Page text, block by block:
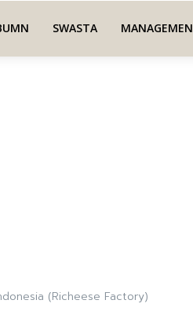
SWASTA
(Richeese Factory)